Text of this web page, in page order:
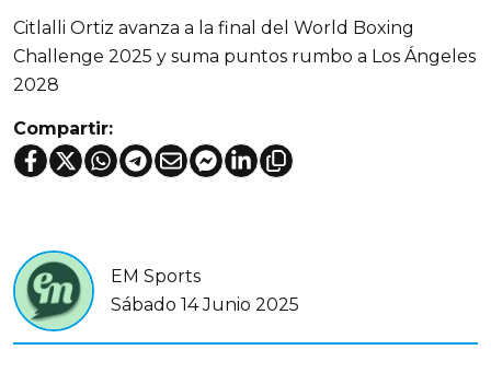
Citlalli Ortiz avanza a la final del World Boxing
Challenge 2025 y suma puntos rumbo a Los Ángeles
2028
Compartir:
EM Sports
Sábado 14 Junio 2025